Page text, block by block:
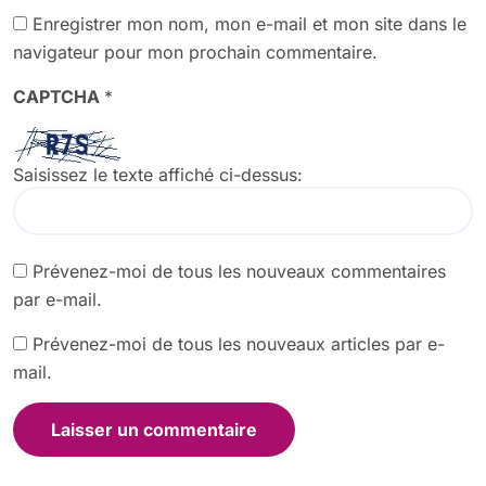
Enregistrer mon nom, mon e-mail et mon site dans le
navigateur pour mon prochain commentaire.
CAPTCHA *
Saisissez le texte affiché ci-dessus:
Prévenez-moi de tous les nouveaux commentaires
par e-mail.
Prévenez-moi de tous les nouveaux articles par e-
mail.